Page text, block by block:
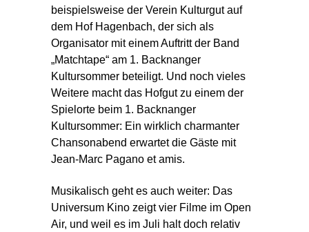
beispielsweise der Verein Kulturgut auf
dem Hof Hagenbach, der sich als
Organisator mit einem Auftritt der Band
„Matchtape“ am 1. Backnanger
Kultursommer beteiligt. Und noch vieles
Weitere macht das Hofgut zu einem der
Spielorte beim 1. Backnanger
Kultursommer: Ein wirklich charmanter
Chansonabend erwartet die Gäste mit
Jean-Marc Pagano et amis.
Musikalisch geht es auch weiter: Das
Universum Kino zeigt vier Filme im Open
Air, und weil es im Juli halt doch relativ